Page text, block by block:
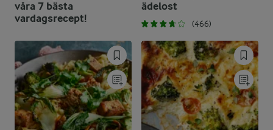
våra 7 bästa
vardagsrecept!
ädelost
(466)